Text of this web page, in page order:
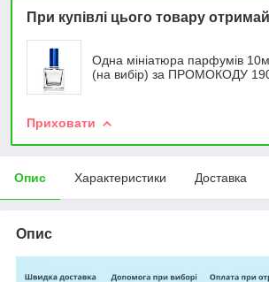
При купівлі цього товару
Одна мініатюра парфумів
(на вибір) за ПРОМОКОДУ
Приховати
Опис Характеристики Доставка
Опис